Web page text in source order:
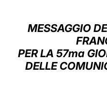
MESSAGGIO
PER LA 57ma
DELLE